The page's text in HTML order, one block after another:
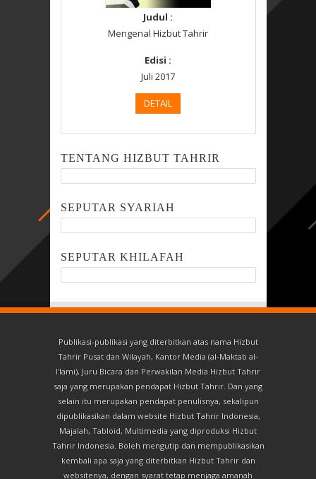
Judul :
Mengenal Hizbut Tahrir
Edisi :
Juli 2017
DETAIL
TENTANG HIZBUT TAHRIR
SEPUTAR SYARIAH
SEPUTAR KHILAFAH
Publikasi-publikasi yang diterbitkan atas nama Hizbut
Tahrir Pusat dan Wilayah, Kantor Media (al-Maktab al-
I'lami), Juru Bicara dan Perwakilan Media Hizbut Tahrir
saja yang merupakan pendapat Hizbut Tahrir. Dan yang
selain itu merupakan pendapat penulisnya, sekalipun
dipublikasikan dalam website Hizbut Tahrir Indonesia,
Majalah, Tabloid, Multimedia yang diproduksi Hizbut
Tahrir Indonesia. Boleh mengutip dan mempublikasikan
kembali apa saja yang diterbitkan Hizbut Tahrir dan
websitenya, dengan syarat tetap menjaga amanah